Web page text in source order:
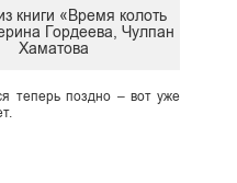
книги «Время колоть
Гордеева, Чулпан
Хаматова
теперь поздно – вот уже